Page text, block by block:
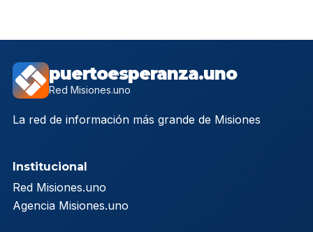
puertoesperanza.uno
Red Misiones.uno
La red de información más grande de Misiones
Institucional
Red Misiones.uno
Agencia Misiones.uno